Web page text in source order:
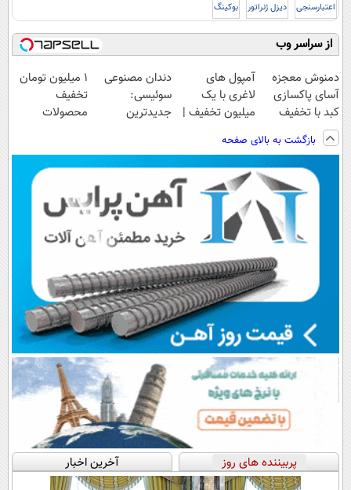
اعتبارسنجی دیزل ژنراتور بوکینگ
از سراسر وب
دمنوش معجزه
آسای پاکسازی
کبد با تخفیف
ویژه
آمپول های
لاغری با یک
میلیون تخفیف |
داروخانه های
معتبر
دندان مصنوعی
سوئیسی:
جدیدترین
پرداخت قسطی
۱ میلیون تومان
تخفیف
محصولات
شروع کاهش
بازگشت به بالای صفحه
پربیننده های روز آخرین اخبار